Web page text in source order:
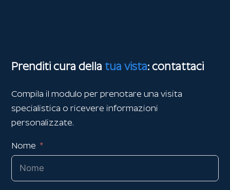
Prenditi cura della tua vista: contattaci
Compila il modulo per prenotare una visita
specialistica o ricevere informazioni
personalizzate.
Nome